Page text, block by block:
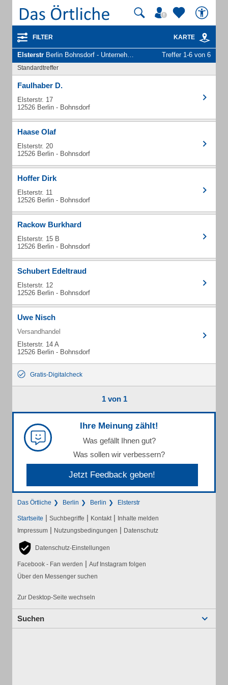
FILTER KARTE
Elsterstr Berlin Bohnsdorf - Unternehmen und Personen Treffer 1-6 von 6
Standardtreffer
Faulhaber D.
Elsterstr. 17
12526 Berlin - Bohnsdorf
Haase Olaf
Elsterstr. 20
12526 Berlin - Bohnsdorf
Hoffer Dirk
Elsterstr. 11
12526 Berlin - Bohnsdorf
Rackow Burkhard
Elsterstr. 15 B
12526 Berlin - Bohnsdorf
Schubert Edeltraud
Elsterstr. 12
12526 Berlin - Bohnsdorf
Uwe Nisch
Versandhandel
Elsterstr. 14 A
12526 Berlin - Bohnsdorf
Gratis-Digitalcheck
1 von 1
Ihre Meinung zählt!
Was gefällt Ihnen gut?
Was sollen wir verbessern?
Jetzt Feedback geben!
Das Örtliche Berlin Berlin Elsterstr
Startseite | Suchbegriffe | Kontakt | Inhalte melden
Impressum | Nutzungsbedingungen | Datenschutz
Datenschutz-Einstellungen
Facebook - Fan werden | Auf Instagram folgen
Über den Messenger suchen
Zur Desktop-Seite wechseln
Suchen